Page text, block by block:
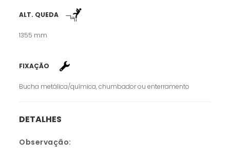
ALT. QUEDA
1355 mm
FIXAÇÃO
Bucha metálica/química, chumbador ou enterramento
DETALHES
Observação: